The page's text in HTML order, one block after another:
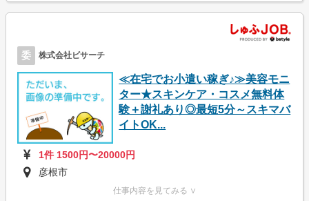
委 株式会社ビサーチ
≪在宅でお小遣い稼ぎ♪≫美容モニ
ター★スキンケア・コスメ無料体
験＋謝礼あり◎最短5分～スキマバ
イトOK...
1件 1500円〜20000円
彦根市
仕事内容を見てみる ∨